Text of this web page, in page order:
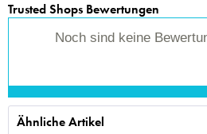
Trusted Shops Bewertungen
Noch sind keine
Ähnliche Artikel